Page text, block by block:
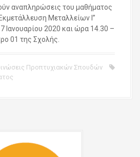
αναπληρώσεις του μαθήματος
Μεταλλείων Ι”
Ιανουαρίου 2020 και ώρα 14.30 –
01 της Σχολής.
Προπτυχιακών Σπουδών